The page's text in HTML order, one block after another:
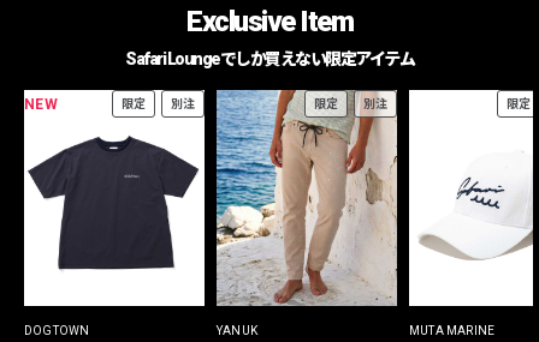
Exclusive Item
Safari Loungeでしか買えない限定アイテム
NEW 限定 別注
DOGTOWN
限定 別注
YANUK
限定
MUTA MARINE